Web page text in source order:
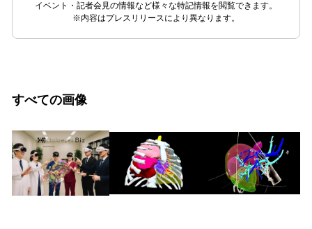
イベント・記者会見の情報など様々な特記情報を閲覧できます。
※内容はプレスリリースにより異なります。
すべての画像